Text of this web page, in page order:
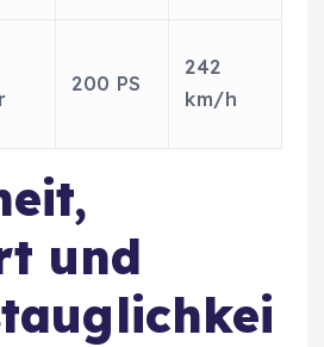
200 PS
242
km/h
und